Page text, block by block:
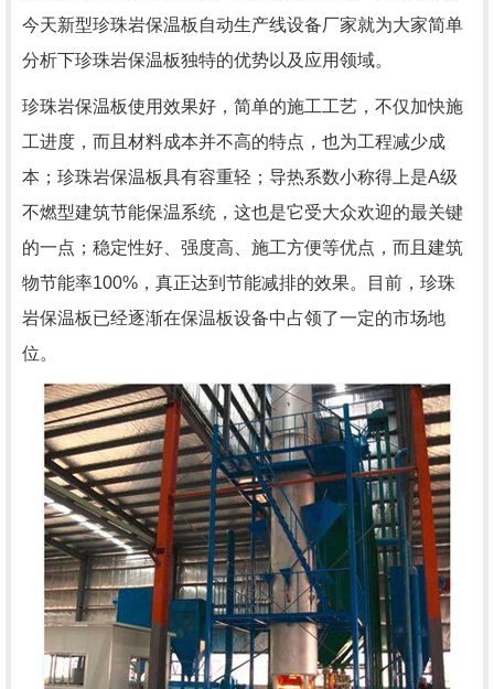
今天新型珍珠岩保温板自动生产线设备厂家就为大家简单
分析下珍珠岩保温板独特的优势以及应用领域。
珍珠岩保温板使用效果好，简单的施工工艺，不仅加快施
工进度，而且材料成本并不高的特点，也为工程减少成
本；珍珠岩保温板具有容重轻；导热系数小称得上是A级
不燃型建筑节能保温系统，这也是它受大众欢迎的最关键
的一点；稳定性好、强度高、施工方便等优点，而且建筑
物节能率100%，真正达到节能减排的效果。目前，珍珠
岩保温板已经逐渐在保温板设备中占领了一定的市场地
位。